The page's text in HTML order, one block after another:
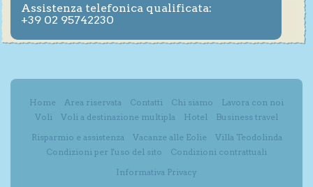
Assistenza telefonica qualificata:
+39 02 95742230
Home Area riservata Contatti Chi siamo
Lavora con noi
Voli
Voli a destinazione multipla Hotel
Business travel
Risparmio e assistenza
Vacanze alle Eolie
Villa Teodolinda
Condizioni per l'uso del sito
Condizioni contrattuali
Informativa Privacy